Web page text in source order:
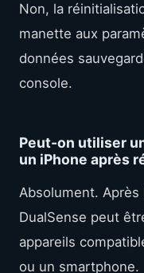
Non, la
manette aux
données
console.
Peut-on utiliser
un iPhone après
Absolument.
DualSense peut
appareils
ou un smartphone.